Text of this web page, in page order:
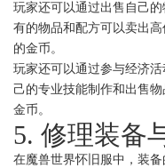
玩家还可以通过出售自己
有的物品和配方可以卖出
的金币。
玩家还可以通过参与经济
己的专业技能制作和出售
金币。
5. 修理装备
在魔兽世界怀旧服中，装